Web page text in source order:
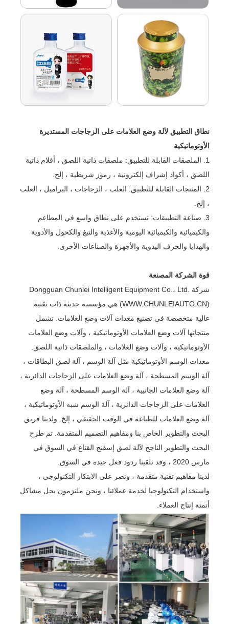
نطاق التطبيق لآلة وضع العلامات على الزجاجات المستديرة
الأوتوماتيكية
1. الملصقات القابلة للتطبيق: ملصقات ذاتية اللصق ، أفلام ذاتية
اللصق ، أكواد إشراف إلكترونية ، رموز شريطية ، إلخ.
2. المنتجات القابلة للتطبيق: العلب ، الزجاجات ، البراميل ، العلب
، إلخ.
3. صناعة التطبيقات: تستخدم على نطاق واسع في المطاعم
والكيميائية والكيميائية اليومية والأغذية والتبغ والكحول والأدوية
والهدايا والحرف اليدوية والأجهزة والصناعات الأخرى.
قوة الشركة المصنعة
شركة Dongguan Chunlei Intelligent Equipment Co.، Ltd.
(WWW.CHUNLEIAUTO.CN) هي مؤسسة حديثة ذات تقنية
عالية متخصصة في تصنيع معدات آلات وضع العلامات. تشمل
منتجاتها آلات وضع العلامات الأوتوماتيكية ، وآلات وضع العلامات
الأوتوماتيكية ، وآلات وضع العلامات ، والملصقات ذاتية اللصق.
معدات الوسم الأوتوماتيكية مثل آلة الوسم ، آلة لصق البطاقات ،
آلة الوسم المسطحة ، آلة وضع العلامات على الزجاجات الدائرية ،
آلة وضع العلامات الجانبية ، آلة الوسم المسطحة ، آلة وضع
العلامات على الزجاجات الدائرية ، آلة الوسم شبه الأوتوماتيكية ،
آلة وضع العلامات للطباعة في الوقت الحقيقي ، إلخ. ولدينا فريق
البحث والتطوير الخاص بنا ومفاهيم التصميم المتقدمة. تم طرح
البحث والتطوير الناجح لآلة لصق إسفنج القناع في السوق في
مارس 2020 ، وقد تلقينا ردود فعل جيدة في السوق.
لدينا مفاهيم تقنية متقدمة ، ونصر على الابتكار التكنولوجي ،
واستخدام التكنولوجيا لخدمة عملائنا ، ونحن ملتزمون بحل مشاكل
أتمتة إنتاج العملاء.